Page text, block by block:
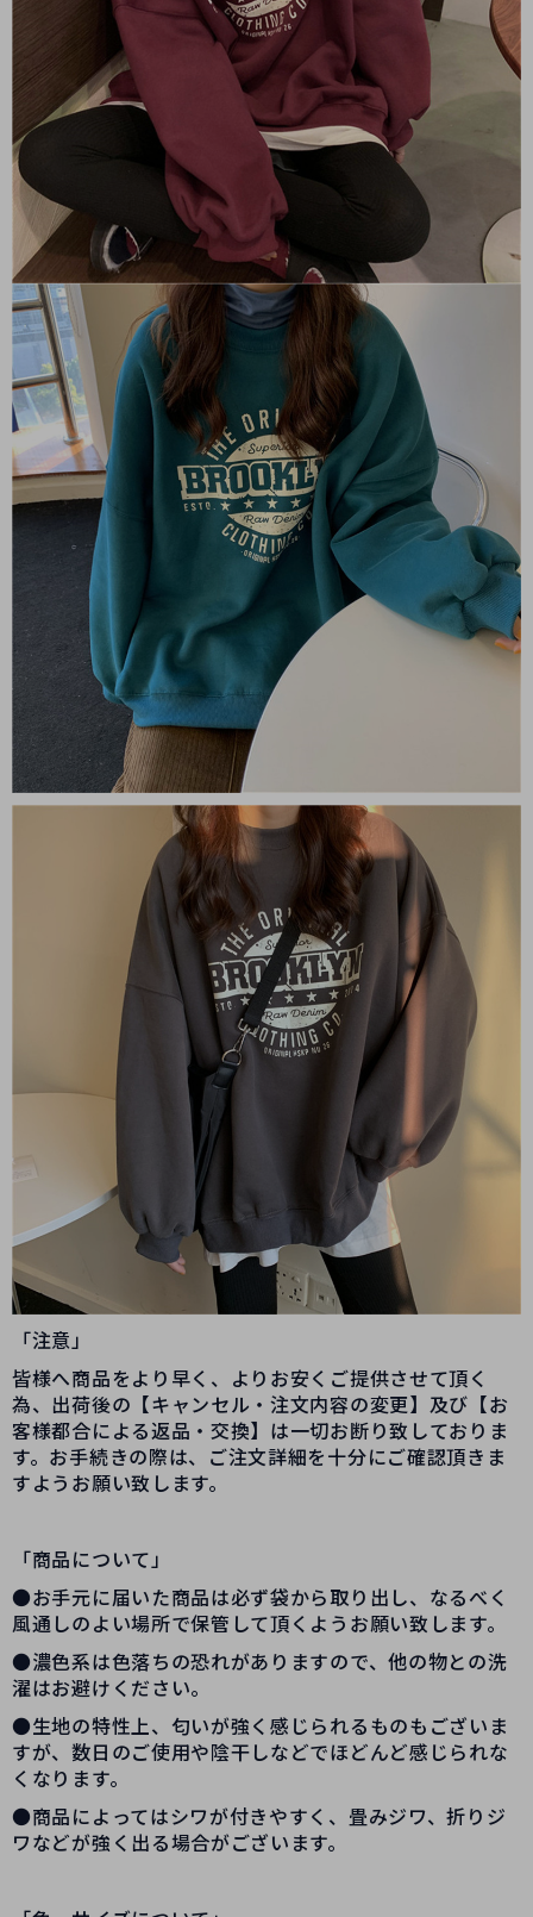
「注意」
皆様へ商品をより早く、よりお安くご提供させて頂く
為、出荷後の【キャンセル・注文内容の変更】及び【お
客様都合による返品・交換】は一切お断り致しておりま
す。お手続きの際は、ご注文詳細を十分にご確認頂きま
すようお願い致します。
「商品について」
●お手元に届いた商品は必ず袋から取り出し、なるべく
風通しのよい場所で保管して頂くようお願い致します。
●濃色系は色落ちの恐れがありますので、他の物との洗
濯はお避けください。
●生地の特性上、匂いが強く感じられるものもございま
すが、数日のご使用や陰干しなどでほどんど感じられな
くなります。
●商品によってはシワが付きやすく、畳みジワ、折りジ
ワなどが強く出る場合がございます。